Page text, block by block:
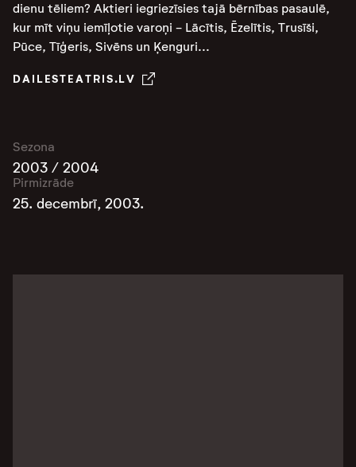
dienu tēliem? Aktieri iegriezīsies tajā bērnības pasaulē,
kur mīt viņu iemīļotie varoņi - Lācītis, Ēzelītis, Trusīši,
Pūce, Tīģeris, Sivēns un Ķenguri...
DAILESTEATRIS.LV
Sezona
2003 / 2004
Pirmizrāde
25. decembrī, 2003.